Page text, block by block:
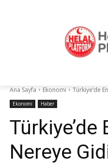
Ana Sayfa Ekonomi Türkiye’de
Ekonomi Haber
Türkiye’de
Nereye